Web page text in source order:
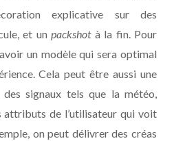
explicative sur des
et unpackshotà la fin. Pour
un modèle qui sera optimal
Cela peut être aussi une
signaux tels que la météo,
attributs de l’utilisateur qui voit
on peut délivrer des créas